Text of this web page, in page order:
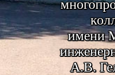
имени
А.В.